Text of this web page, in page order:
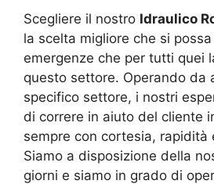
Scegliere il nostro Idraulico
la scelta migliore che si
emergenze che per tutti quei
questo settore. Operando da
specifico settore, i nostri
di correre in aiuto del cliente
sempre con cortesia, rapidità
Siamo a disposizione della
giorni e siamo in grado di